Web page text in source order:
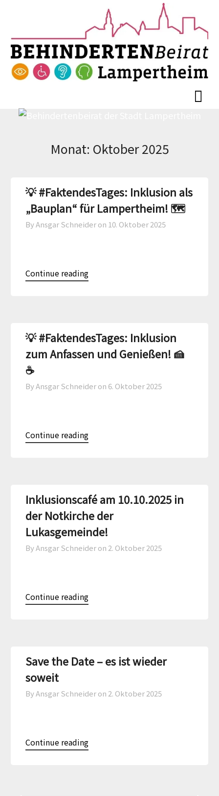
Monat: Oktober 2025
💡 #FaktendesTages: Inklusion als
„Bauplan“ für Lampertheim! 🗺️
By Ansgar Schneider on 10. Oktober 2025
Continue reading
💡 #FaktendesTages: Inklusion
zum Anfassen und Genießen! 🍰
☕
By Ansgar Schneider on 6. Oktober 2025
Continue reading
Inklusionscafé am 10.10.2025 in
der Notkirche der
Lukasgemeinde!
By Ansgar Schneider on 2. Oktober 2025
Continue reading
Save the Date – es ist wieder
soweit
By Ansgar Schneider on 2. Oktober 2025
Continue reading